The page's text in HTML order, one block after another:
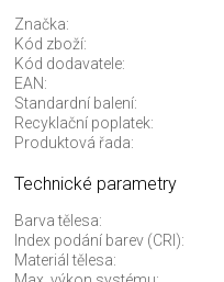
Značka:
Kód zboží:
Kód dodavatele:
EAN:
Standardní balení:
Recyklační poplatek:
Produktová řada:
Technické parametry
Barva tělesa:
Index podání barev (CRI):
Materiál tělesa: